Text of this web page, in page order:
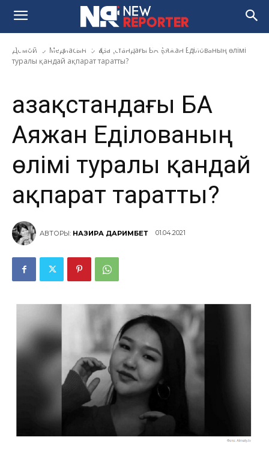
Домой Медиасын
Қазақстандағы БАҚ Аяжан Еділованың өлімі
туралы қандай ақпарат таратты?
Қазақстандағы БАҚ Аяжан
Еділованың өлімі туралы
қандай ақпарат таратты?
Қазақстандағы БАҚ
Аяжан Еділованың
өлімі туралы қандай
ақпарат таратты?
АВТОРЫ: НАЗИРА ДАРИМБЕТ 01.04.2021